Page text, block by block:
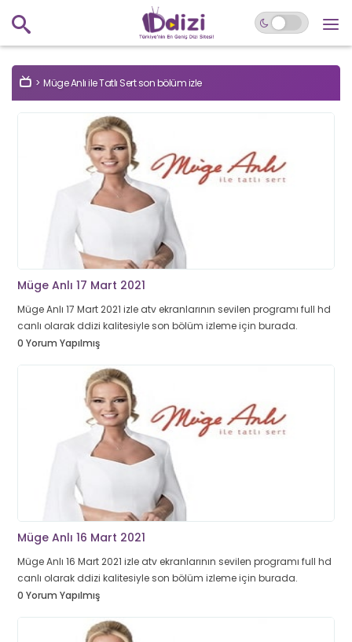
Müge Anlı ile Tatlı Sert son bölüm izle
Müge Anlı 17 Mart 2021
Müge Anlı 17 Mart 2021 izle atv ekranlarının sevilen programı full hd
canlı olarak ddizi kalitesiyle son bölüm izleme için burada.
0 Yorum Yapılmış
Müge Anlı 16 Mart 2021
Müge Anlı 16 Mart 2021 izle atv ekranlarının sevilen programı full hd
canlı olarak ddizi kalitesiyle son bölüm izleme için burada.
0 Yorum Yapılmış